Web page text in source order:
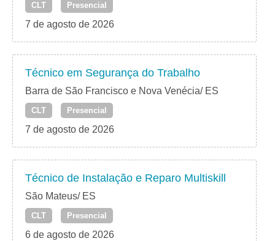
CLT Presencial
7 de agosto de 2026
Técnico em Segurança do Trabalho
Barra de São Francisco e Nova Venécia/ ES
CLT Presencial
7 de agosto de 2026
Técnico de Instalação e Reparo Multiskill
São Mateus/ ES
CLT Presencial
6 de agosto de 2026